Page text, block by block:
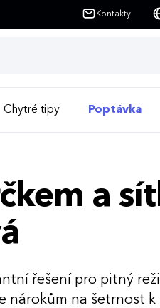
Kontakty
Chytré tipy Poptávka
a
řešení pro pitný
nárokům na šetrnost